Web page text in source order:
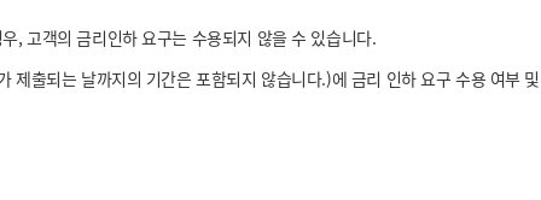
, 고객의 금리인하 요구는 수용되지 않을 수 있습니다.
출되는 날까지의 기간은 포함되지 않습니다.)에 금리 인하 요구 수용 여부